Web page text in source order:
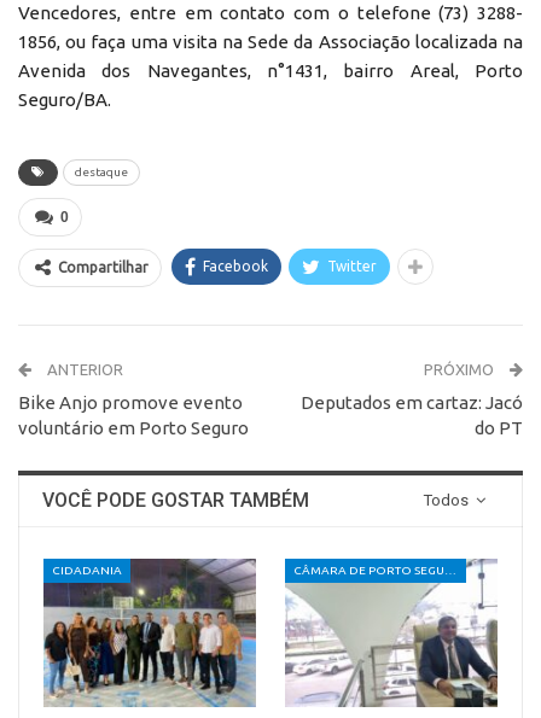
Vencedores, entre em contato com o telefone (73) 3288-
1856, ou faça uma visita na Sede da Associação localizada na
Avenida dos Navegantes, n°1431, bairro Areal, Porto
Seguro/BA.
destaque
0
Compartilhar Facebook Twitter
ANTERIOR
Bike Anjo promove evento
voluntário em Porto Seguro
PRÓXIMO
Deputados em cartaz: Jacó
do PT
Todos
VOCÊ PODE GOSTAR TAMBÉM
CIDADANIA